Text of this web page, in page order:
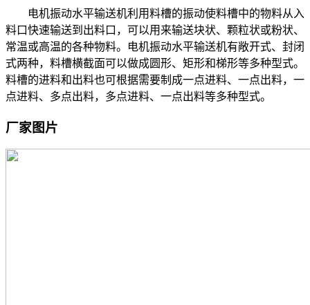
电机振动水平输送机利用料槽的振动使料槽中的物料从入
料口快速输送到出料口，可以用来输送块状、颗粒状或粉状、
常温或高温的各种物料。电机振动水平输送机有敞开式、封闭
式两种，料槽横截面可以做成圆形、矩形和梯形等多种型式。
料槽的进料和出料也可根据需要制成一点进料、一点出料，一
点进料、多点出料，多点进料、一点出料等多种型式。
厂家图片